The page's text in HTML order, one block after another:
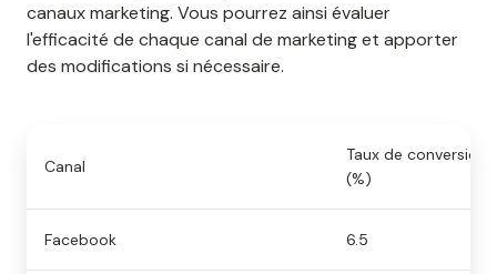
canaux marketing. Vous pourrez ainsi évaluer
l'efficacité de chaque canal de marketing et apporter
des modifications si nécessaire.
Canal
Taux de conversion
(%)
Facebook 6.5